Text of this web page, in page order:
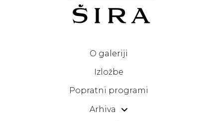
O galeriji
Izložbe
Popratni programi
Arhiva